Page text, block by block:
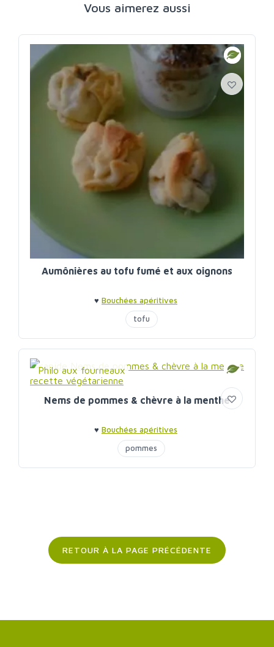
Vous aimerez aussi
Aumônières au tofu fumé et aux oignons
♥ Bouchées apéritives
tofu
Philo aux fourneaux
Nems de pommes & chèvre à la menthe
♥ Bouchées apéritives
pommes
RETOUR À LA PAGE PRÉCÉDENTE